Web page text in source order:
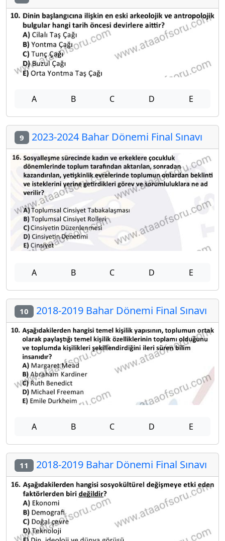
A B C D E
9 2023-2024 Bahar Dönemi Final Sınavı
A B C D E
10 2018-2019 Bahar Dönemi Final Sınavı
A B C D E
11 2018-2019 Bahar Dönemi Final Sınavı